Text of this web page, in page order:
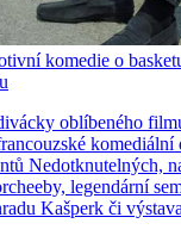
komedie o
oblíbeného
komediální
Nedotknutelných,
legendární
Kašperk či